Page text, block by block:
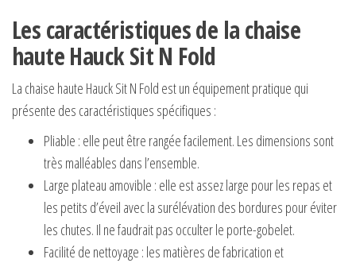
Les caractéristiques de la chaise
haute Hauck Sit N Fold
La chaise haute Hauck Sit N Fold est un équipement pratique qui
présente des caractéristiques spécifiques :
Pliable : elle peut être rangée facilement. Les dimensions sont
très malléables dans l’ensemble.
Large plateau amovible : elle est assez large pour les repas et
les petits d’éveil avec la surélévation des bordures pour éviter
les chutes. Il ne faudrait pas occulter le porte-gobelet.
Facilité de nettoyage : les matières de fabrication et